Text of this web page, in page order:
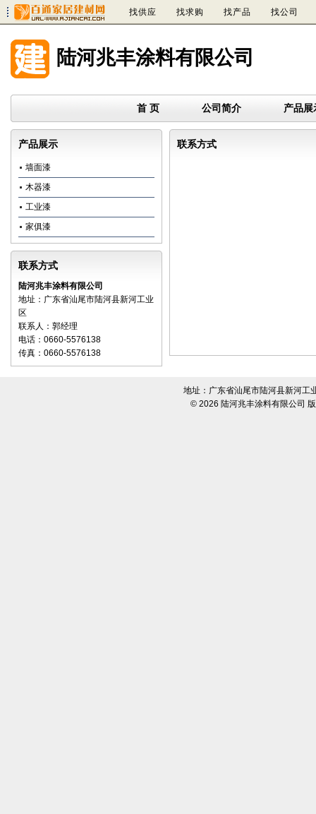
找供应 找求购 找产品 找公司
陆河兆丰涂料有限公司
首 页 公司简介 产品展
产品展示
墙面漆
木器漆
工业漆
家俱漆
联系方式
陆河兆丰涂料有限公司
地址：广东省汕尾市陆河县新河工业
区
联系人：郭经理
电话：0660-5576138
传真：0660-5576138
联系方式
地址：广东省汕尾市陆河县新河
© 2026 陆河兆丰涂料有限公司